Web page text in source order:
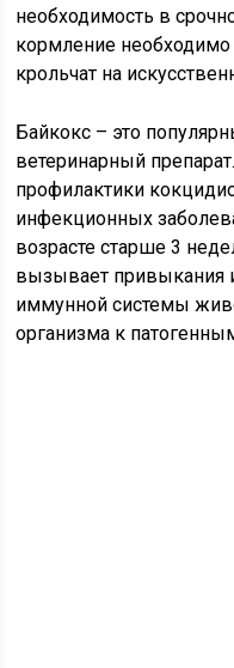
необходимость в
кормление необходимо
крольчат на
Байкокс – это
ветеринарный
профилактики
инфекционных
возрасте старше 3
вызывает привыкания
иммунной системы
организма к